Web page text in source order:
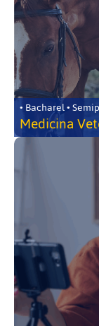
• Bacharel •
Medicina